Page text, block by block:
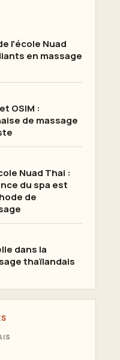
l'école Nuad
en massage
OSIM :
de massage
Nuad Thai :
du spa est
de
dans la
thaïlandais